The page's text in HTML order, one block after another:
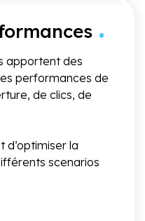
.
apportent des
performances de
de clics, de
d’optimiser la
scenarios